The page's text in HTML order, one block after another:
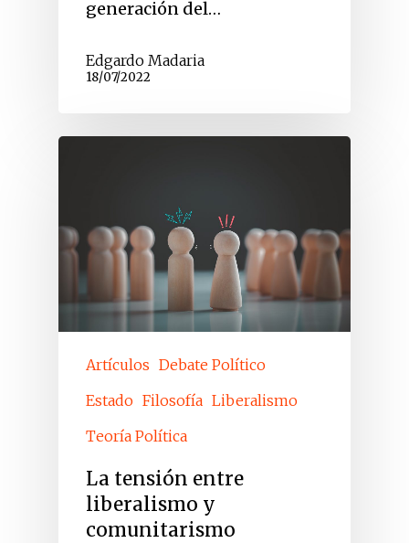
generación del…
Edgardo Madaria
18/07/2022
Artículos Debate Político
Estado Filosofía Liberalismo
Teoría Política
La tensión entre
liberalismo y
comunitarismo